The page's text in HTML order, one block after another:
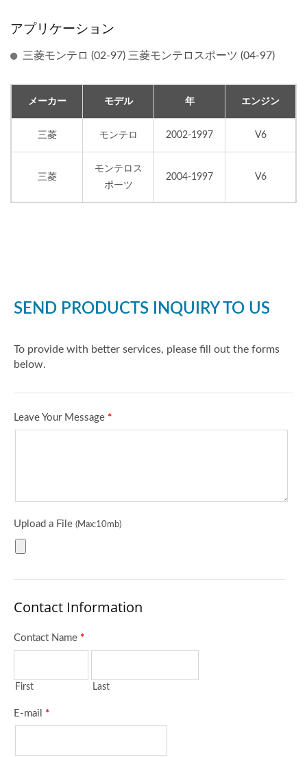
アプリケーション
三菱モンテロ (02-97) 三菱モンテロスポーツ (04-97)
メーカー モデル 年 エンジン
三菱 モンテロ 2002-1997 V6
三菱
モンテロス
ポーツ
2004-1997 V6